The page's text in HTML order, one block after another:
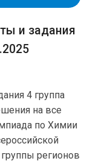
и задания
4 группа
на все
по Химии
регионов